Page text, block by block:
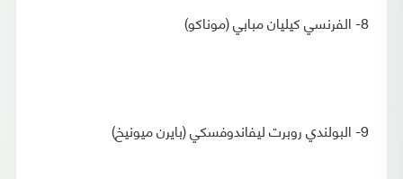
8- الفرنسي كيليان مبابي (موناكو)
9- البولندي روبرت ليفاندوفسكي (بايرن ميونيخ)